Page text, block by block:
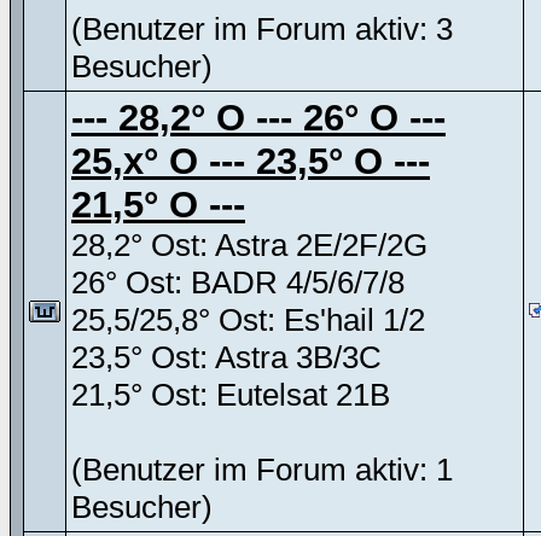
(Benutzer im Forum aktiv: 3
Besucher)
--- 28,2° O --- 26° O ---
25,x° O --- 23,5° O ---
21,5° O ---
28,2° Ost: Astra 2E/2F/2G
26° Ost: BADR 4/5/6/7/8
25,5/25,8° Ost: Es'hail 1/2
23,5° Ost: Astra 3B/3C
21,5° Ost: Eutelsat 21B
(Benutzer im Forum aktiv: 1
Besucher)